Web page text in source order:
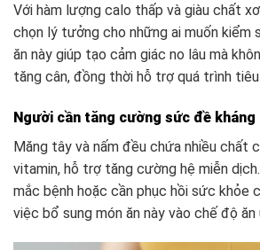
Với hàm lượng calo thấp và giàu chất
chọn lý tưởng cho những ai muốn kiểm
ăn này giúp tạo cảm giác no lâu mà
tăng cân, đồng thời hỗ trợ quá trình tiêu
Người cần tăng cường sức đề kháng
Măng tây và nấm đều chứa nhiều chất
vitamin, hỗ trợ tăng cường hệ miễn
mắc bệnh hoặc cần phục hồi sức khỏe
việc bổ sung món ăn này vào chế độ ăn